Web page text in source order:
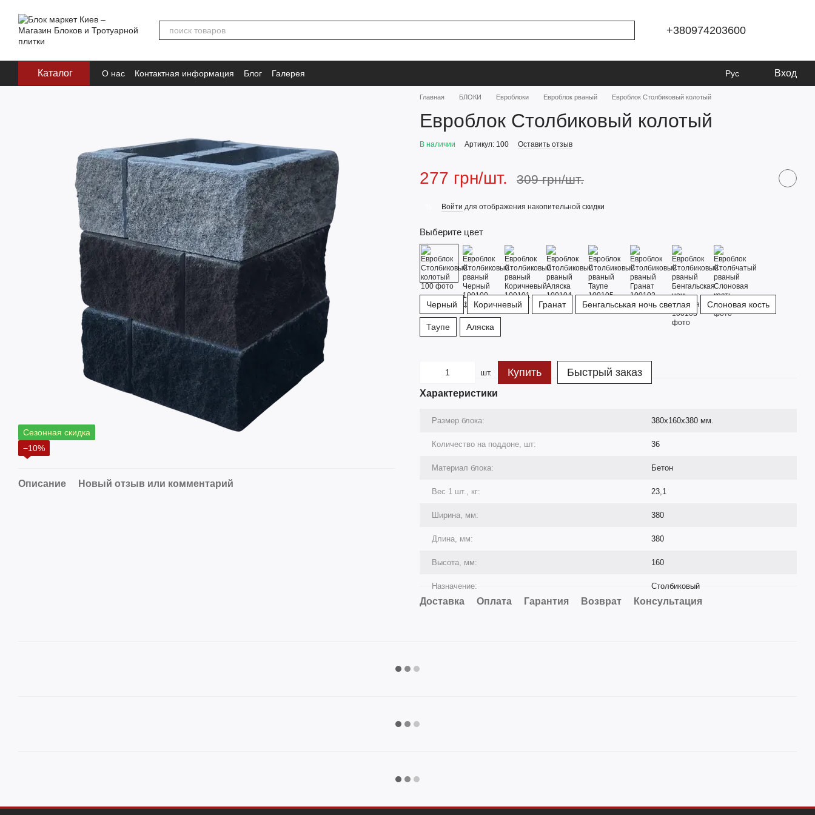
+380974203600
Каталог О нас Контактная информация Блог Галерея Рус Вход
Сезонная скидка
−10%
Описание Новый отзыв или комментарий
Главная БЛОКИ Евроблоки Евроблок рваный Евроблок Столбиковый колотый
Евроблок Столбиковый колотый
В наличии Артикул: 100 Оставить отзыв
277 грн/шт. 309 грн/шт.
Войти для отображения накопительной скидки
Выберите цвет
Черный Коричневый Гранат Бенгальськая ночь светлая Слоновая кость
Таупе Аляска
шт. Купить Быстрый заказ
Характеристики
Размер блока: 380х160х380 мм.
Количество на поддоне, шт: 36
Материал блока: Бетон
Вес 1 шт., кг: 23,1
Ширина, мм: 380
Длина, мм: 380
Высота, мм: 160
Назначение: Столбиковый
Доставка Оплата Гарантия Возврат Консультация